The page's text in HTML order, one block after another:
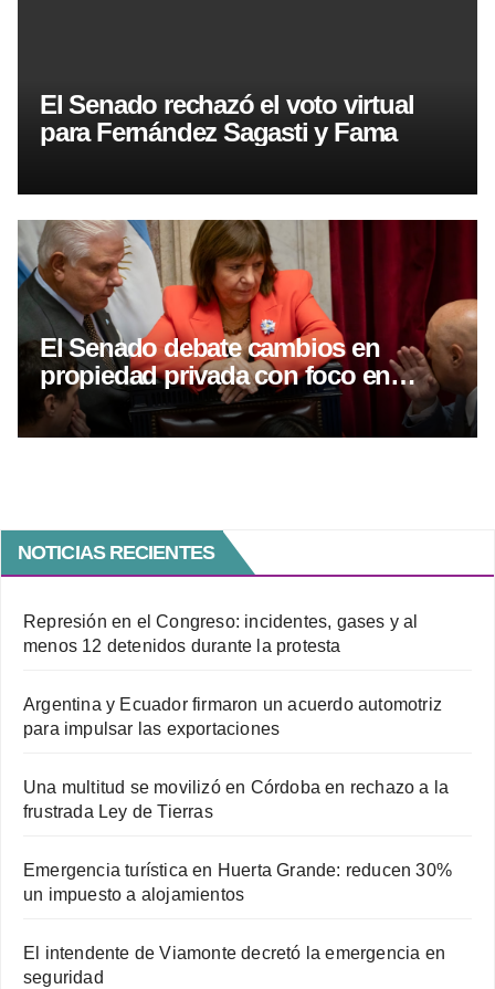
El Senado rechazó el voto virtual
para Fernández Sagasti y Fama
El Senado debate cambios en
propiedad privada con foco en
desalojos exprés y expropiaciones
NOTICIAS RECIENTES
Represión en el Congreso: incidentes, gases y al
menos 12 detenidos durante la protesta
Argentina y Ecuador firmaron un acuerdo automotriz
para impulsar las exportaciones
Una multitud se movilizó en Córdoba en rechazo a la
frustrada Ley de Tierras
Emergencia turística en Huerta Grande: reducen 30%
un impuesto a alojamientos
El intendente de Viamonte decretó la emergencia en
seguridad